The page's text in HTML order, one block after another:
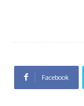
Facebook